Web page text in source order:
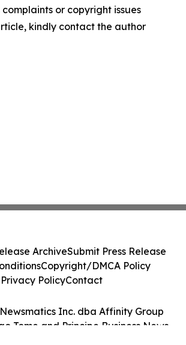
or copyright issues
kindly contact the author
Inc. dba Affinity Group
Tome and Principe Business News.
ArchiveSubmit Press Release
Copyright/DMCA Policy
Privacy PolicyContact